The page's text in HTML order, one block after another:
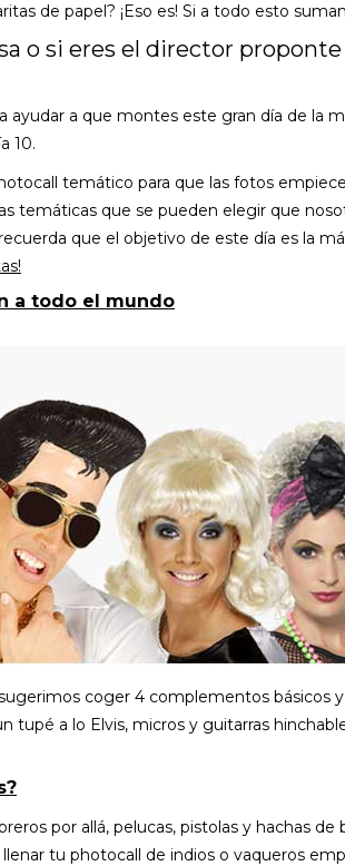
de papel? ¡Eso es! Si a todo esto
o si eres el director
ayudar a que montes este gran día de la
10.
temático para que las fotos
temáticas que se pueden elegir que
que el objetivo de este día es la
a todo el mundo
coger 4 complementos básicos
tupé a lo Elvis, micros y guitarras
por allá, pelucas, pistolas y hachas
tu photocall de indios o vaqueros